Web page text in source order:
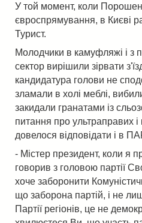
У той момент, коли
євроспрямування, в Києві
Турист.
Молодчики в камуфляжі і з
сектор вирішили зірвати
кандидатура голови не
зламали в холі меблі,
закидали гранатами із
питання про ультраправих
довелося відповідати і в
- Містер президент, коли я
говорив з головою партії
хоче заборонити
що заборона партій, і не
Партії регіонів, це не